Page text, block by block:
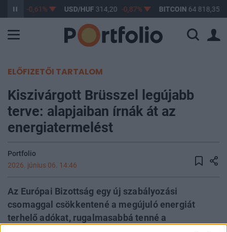
-0,61% USD/HUF 314,20 -0,87% BITCOIN 64 818,35
ELŐFIZETŐI TARTALOM
Kiszivárgott Brüsszel legújabb
terve: alapjaiban írnák át az
energiatermelést
Portfolio
2026. június 06. 14:46
Az Európai Bizottság egy új szabályozási
csomaggal csökkentené a megújuló energiát
terhelő adókat, rugalmasabbá tenné a